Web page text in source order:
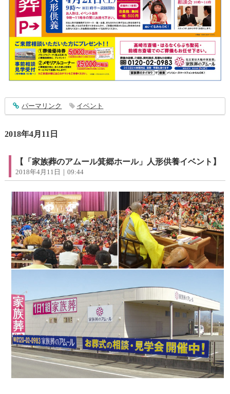
entry1375
パーマリンク イベント
2018年4月11日
【「家族葬のアムール箕郷ホール」人形供養イベント】
2018年4月11日｜09:44